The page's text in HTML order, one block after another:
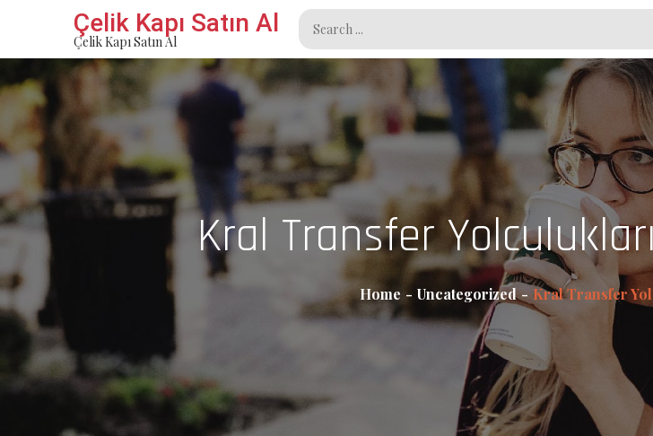
content
Çelik Kapı Satın Al
Çelik Kapı Satın Al
Search
for:
Kral Transfer
Home Uncategorized Kral Transfer